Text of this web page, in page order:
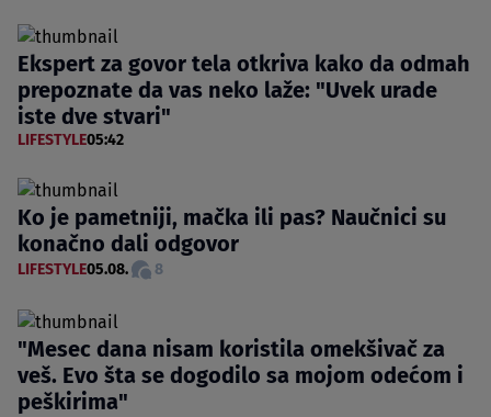
Ekspert za govor tela otkriva kako da odmah
prepoznate da vas neko laže: "Uvek urade
iste dve stvari"
LIFESTYLE05:42
Ko je pametniji, mačka ili pas? Naučnici su
konačno dali odgovor
LIFESTYLE05.08. 8
"Mesec dana nisam koristila omekšivač za
veš. Evo šta se dogodilo sa mojom odećom i
peškirima"